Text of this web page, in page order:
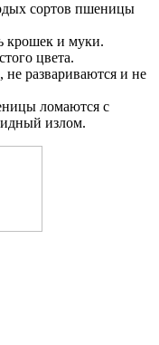
сортов пшеницы
крошек и муки.
цвета.
развариваются и не
ломаются с
излом.